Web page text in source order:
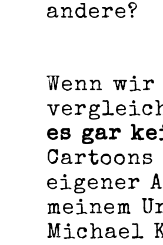
andere?
Wenn
es gar
Cartoons
eigener
meinem
Michael